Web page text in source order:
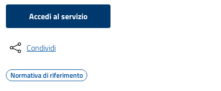
Accedi al servizio
Condividi
Normativa di riferimento